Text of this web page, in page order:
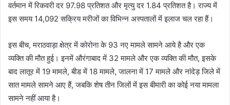
वर्तमान में रिकवरी दर 97.98 प्रतिशत और मृत्यु दर 1.84 प्रतिशत है। राज्य में
इस समय 14,092 सक्रिय मरीजों का विभिन्न अस्पतालों में इलाज चल रहा हैं।
इस बीच, मराठवाड़ा क्षेत्र में कोरोना के 93 नए मामले सामने आये है और एक
व्यक्ति की मौत हुई। इनमें औरंगाबाद में 32 मामले और एक व्यक्ति की मौत, इसके
बाद लातूर में 19 मामले, बीड में 18 मामले, जालना में 17 मामले और नांदेड़ जिले में
सात मामले सामने आए हैं, जबकि शेष तीन जिलों में इस बीमारी का कोई नया मामला
सामने नहीं आया है।